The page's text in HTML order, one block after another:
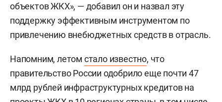
объектов ЖКХ», — добавил он и назвал эту
поддержку эффективным инструментом по
привлечению внебюджетных средств в отрасль.
Напомним, летом стало известно, что
правительство России одобрило еще почти 47
млрд рублей инфраструктурных кредитов на